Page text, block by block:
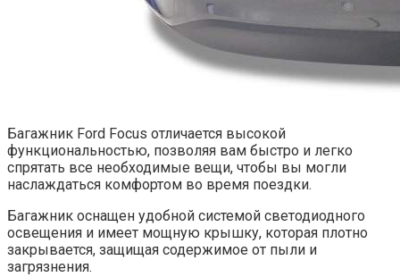
Багажник Ford Focus отличается высокой
функциональностью, позволяя вам быстро и легко
спрятать все необходимые вещи, чтобы вы могли
наслаждаться комфортом во время поездки.
Багажник оснащен удобной системой светодиодного
освещения и имеет мощную крышку, которая плотно
закрывается, защищая содержимое от пыли и
загрязнения.